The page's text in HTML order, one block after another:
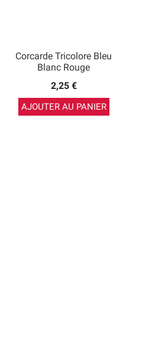
Corcarde Tricolore Bleu
Blanc Rouge
2,25 €
AJOUTER AU PANIER